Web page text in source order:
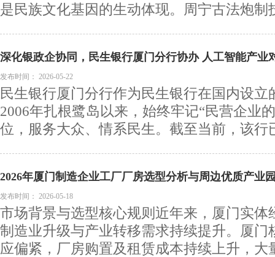
是民族文化基因的生动体现。周宁古法炮制
深化银政企协同，民生银行厦门分行协办 人工智能产业
发布时间： 2026-05-22
民生银行厦门分行作为民生银行在国内设立
2006年扎根鹭岛以来，始终牢记“民营企业
位，服务大众、情系民生。截至当前，该行
2026年厦门制造企业工厂厂房选型分析与周边优质产业
发布时间： 2026-05-18
市场背景与选型核心规则近年来，厦门实体
制造业升级与产业转移需求持续提升。厦门
应偏紧，厂房购置及租赁成本持续上升，大